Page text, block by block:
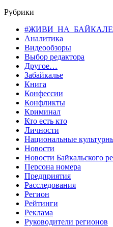
Рубрики
#ЖИВИ_НА_БАЙКАЛЕ
Аналитика
Видеообзоры
Выбор редактора
Другое…
Забайкалье
Книга
Конфессии
Конфликты
Криминал
Кто есть кто
Личности
Национальные
Новости
Новости Байкальского
Персона номера
Предприятия
Расследования
Регион
Рейтинги
Реклама
Руководители регионов